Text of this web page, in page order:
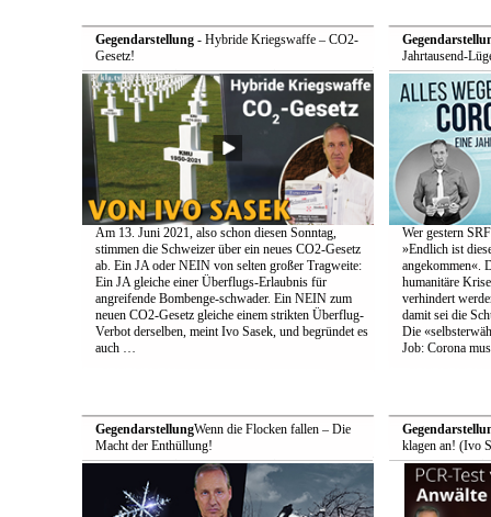
Gegendarstellung- Hybride Kriegswaffe – CO2-
Gesetz!
Am 13. Juni 2021, also schon diesen Sonntag,
stimmen die Schweizer über ein neues CO2-Gesetz
ab. Ein JA oder NEIN von selten großer Tragweite:
Ein JA gleiche einer Überflugs-Erlaubnis für
angreifende Bombenge-schwader. Ein NEIN zum
neuen CO2-Gesetz gleiche einem strikten Überflug-
Verbot derselben, meint Ivo Sasek, und begründet es
auch …
Jahrtausend-
Wer gestern
»Endlich ist
angekommen«.
humanitäre
verhindert
damit sei die
Die
Job: Corona
GegendarstellungWenn die Flocken fallen – Die
Macht der Enthüllung!
klagen an! (Ivo